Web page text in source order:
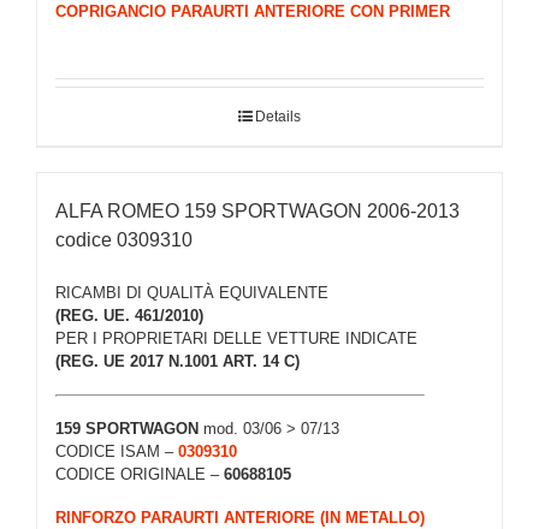
COPRIGANCIO PARAURTI ANTERIORE CON PRIMER
Details
ALFA ROMEO 159 SPORTWAGON 2006-2013
codice 0309310
RICAMBI DI QUALITÀ EQUIVALENTE
(REG. UE. 461/2010)
PER I PROPRIETARI DELLE VETTURE INDICATE
(REG. UE 2017 N.1001 ART. 14 C)
159 SPORTWAGON mod. 03/06 > 07/13
CODICE ISAM – 0309310
CODICE ORIGINALE – 60688105
RINFORZO PARAURTI ANTERIORE (IN METALLO)